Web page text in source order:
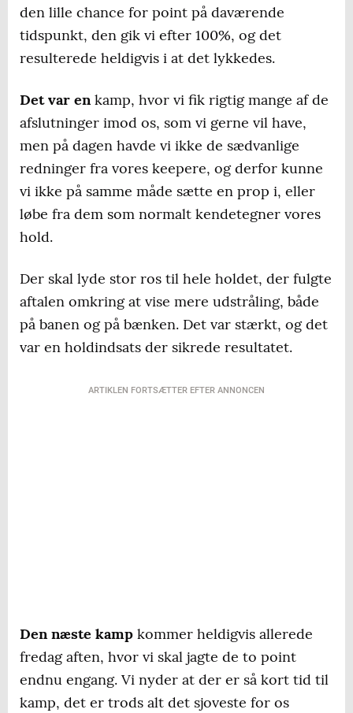
den lille chance for point på daværende
tidspunkt, den gik vi efter 100%, og det
resulterede heldigvis i at det lykkedes.
Det var enkamp, hvor vi fik rigtig mange af de
afslutninger imod os, som vi gerne vil have,
men på dagen havde vi ikke de sædvanlige
redninger fra vores keepere, og derfor kunne
vi ikke på samme måde sætte en prop i, eller
løbe fra dem som normalt kendetegner vores
hold.
Der skal lyde stor ros til hele holdet, der fulgte
aftalen omkring at vise mere udstråling, både
på banen og på bænken. Det var stærkt, og det
var en holdindsats der sikrede resultatet.
ARTIKLEN FORTSÆTTER EFTER ANNONCEN
Den næste kamp kommer heldigvis allerede
fredag aften, hvor vi skal jagte de to point
endnu engang. Vi nyder at der er så kort tid til
kamp, det er trods alt det sjoveste for os